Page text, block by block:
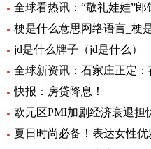
梗是什么意思网络语言_梗
jd是什么牌子（jd是什么）
全球新资讯：石家庄正定
快报：房贷降息！
欧元区PMI加剧经济衰退担
夏日时尚必备！表达女性